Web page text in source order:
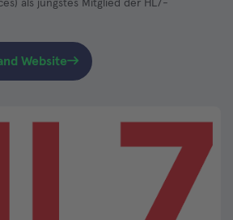
als jüngstes Mitglied der HL7-
Website